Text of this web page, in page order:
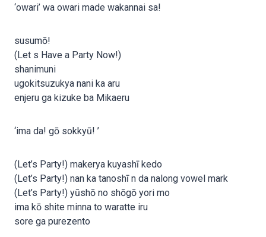
‘owari’ wa owari made wakannai sa!
susumō!
(Let s Have a Party Now!)
shanimuni
ugokitsuzukya nani ka aru
enjeru ga kizuke ba Mikaeru
‘ima da! gō sokkyū! ’
(Let’s Party!) makerya kuyashī kedo
(Let’s Party!) nan ka tanoshī n da nalong vowel mark
(Let’s Party!) yūshō no shōgō yori mo
ima kō shite minna to waratte iru
sore ga purezento